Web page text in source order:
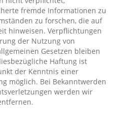
fremde Informationen zu
zu forschen, die auf
hinweisen. Verpflichtungen
der Nutzung von
Gesetzen bleiben
Haftung ist
der Kenntnis einer
möglich. Bei Bekanntwerden
werden wir